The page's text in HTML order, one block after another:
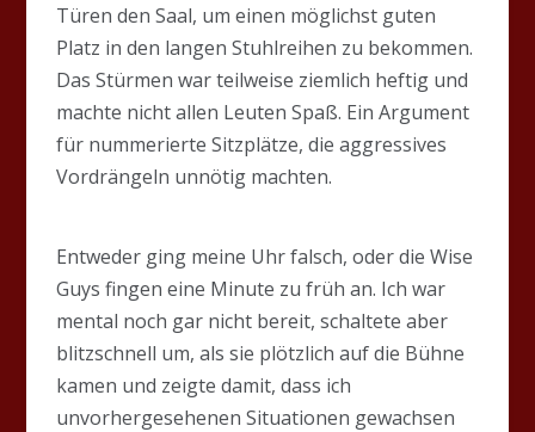
Türen den Saal, um einen möglichst guten
Platz in den langen Stuhlreihen zu bekommen.
Das Stürmen war teilweise ziemlich heftig und
machte nicht allen Leuten Spaß. Ein Argument
für nummerierte Sitzplätze, die aggressives
Vordrängeln unnötig machten.
Entweder ging meine Uhr falsch, oder die Wise
Guys fingen eine Minute zu früh an. Ich war
mental noch gar nicht bereit, schaltete aber
blitzschnell um, als sie plötzlich auf die Bühne
kamen und zeigte damit, dass ich
unvorhergesehenen Situationen gewachsen